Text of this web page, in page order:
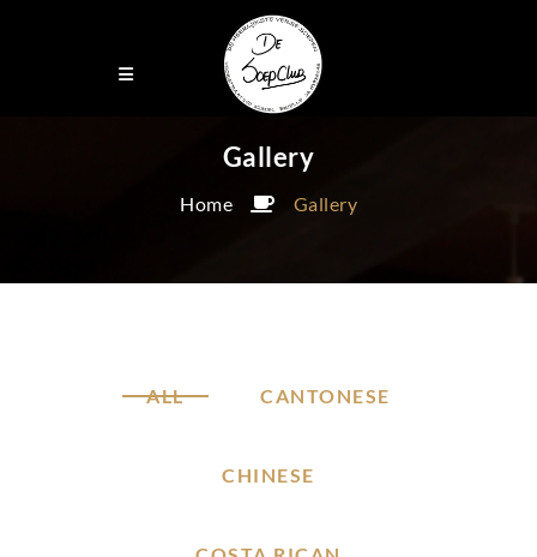
Gallery
Home Gallery
ALL CANTONESE
CHINESE